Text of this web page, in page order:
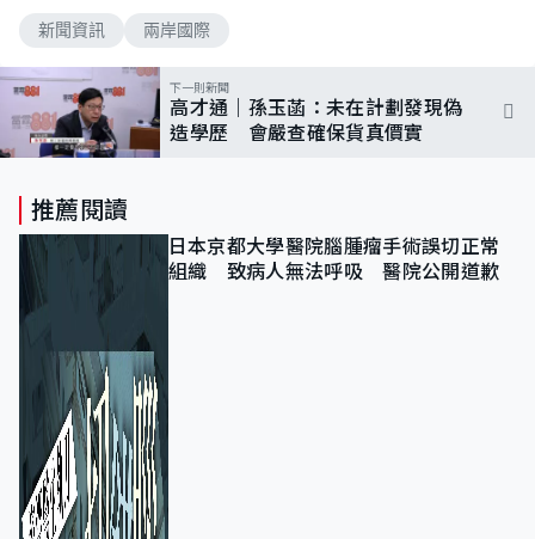
新聞資訊 兩岸國際
下一則新聞
高才通｜孫玉菡：未在計劃發現偽
造學歷 會嚴查確保貨真價實
推薦閱讀
日本京都大學醫院腦腫瘤手術誤切正常
組織 致病人無法呼吸 醫院公開道歉